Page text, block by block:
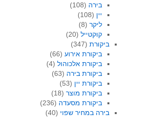
בירה (108)
יין (108)
ליקר (8)
קוקטייל (20)
ביקורת(347)
ביקורת אירוע (66)
ביקורת אלכוהול (4)
ביקורת בירה (63)
ביקורת יין (53)
ביקורת מוצר (18)
ביקורת מסעדה (236)
בירה במחיר שפוי (40)